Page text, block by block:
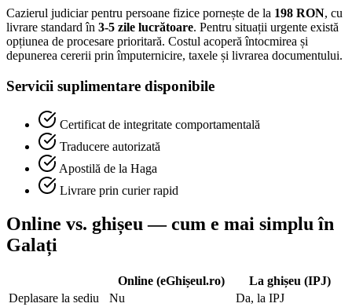
Cazierul judiciar pentru persoane fizice pornește de la 198 RON, cu
livrare standard în 3-5 zile lucrătoare. Pentru situații urgente există
opțiunea de procesare prioritară. Costul acoperă întocmirea și
depunerea cererii prin împuternicire, taxele și livrarea documentului.
Servicii suplimentare disponibile
Certificat de integritate comportamentală
Traducere autorizată
Apostilă de la Haga
Livrare prin curier rapid
Online vs. ghișeu — cum e mai simplu în
Galați
Online (eGhișeul.ro)
La ghișeu (IPJ)
Deplasare la sediu
Nu
Da, la IPJ